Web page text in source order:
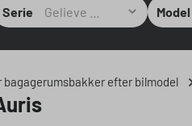
Serie Model
bagagerumsbakker efter bilmodel